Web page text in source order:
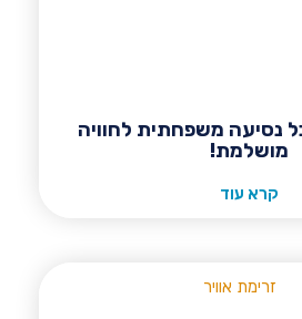
נסיעה משפחתית לחוויה
מושלמת!
קרא עוד